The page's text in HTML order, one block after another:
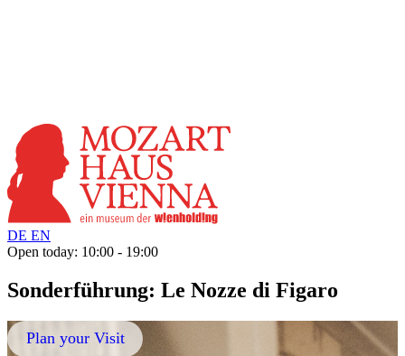
DE EN
Open today: 10:00 - 19:00
Sonderführung: Le Nozze di Figaro
Plan your Visit